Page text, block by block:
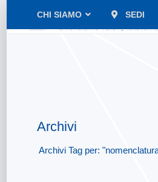
CHI SIAMO SEDI
Archivi
Archivi Tag per: